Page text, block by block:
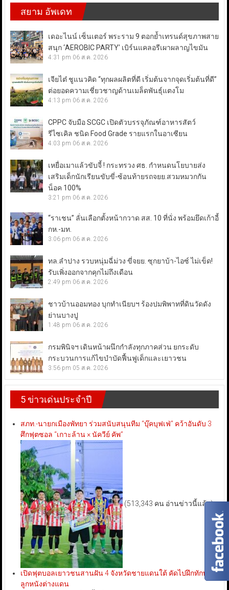
สยาม อัพเดท
เดอะไนน์ เซ็นเตอร์ พระราม 9 ตอกย้ำเทรนด์สุขภาพสาย
สนุก ‘AEROBIC PARTY’ เบิร์นแคลอรีเผาผลาญไขมัน
4:31 pm 06 ส.ค. 2026
เจียไต๋ ชูแนวคิด “ทุกผลผลิตที่ดี เริ่มต้นจากจุดเริ่มต้นที่ดี”
ต่อยอดความเชี่ยวชาญด้านเมล็ดพันธุ์แตงโม
4:13 pm 06 ส.ค. 2026
CPPC จับมือ SCGC เปิดตัวบรรจุภัณฑ์อาหารสัตว์
รีไซเคิล ชนิด Food Grade รายแรกในอาเซียน
4:03 pm 06 ส.ค. 2026
เหยื่อเมาแล้วขับจี้ ! กระทรวง ศธ. กำหนดนโยบายส่ง
เสริมเด็กนักเรียนขับขี่-ซ้อนท้ายรถจยย.สวมหมวกกัน
น็อค 100%
3:21 pm 06 ส.ค. 2026
“ราเชน” ลั่นเลือกตั้งหน้ากวาด สส. 10 ที่นั่ง พร้อมยึดเก้าอี้
กห.-มท.
3:06 pm 06 ส.ค. 2026
ทล.ลำปาง รวบหนุ่มฉี่ม่วง ขี่จยย. ซุกยาบ้า-ไอซ์ ไม่เข็ด!
รับเพิ่งออกจากคุกไม่ถึงเดือน
2:49 pm 06 ส.ค. 2026
ชาวบ้านออมทอง บุกทำเนียบฯ ร้องปมพิพาทที่ดินวัดดัง
ย่านบางปู
1:48 pm 06 ส.ค. 2026
กรมพินิจฯ เดินหน้าผนึกกำลังทุกภาคส่วน ยกระดับ
กระบวนการแก้ไขบำบัดฟื้นฟูเด็กและเยาวชน
3:56 pm 05 ส.ค. 2026
5 ข่าวเด่นประจำปี
สภท.-นายกเมืองพัทยา ร่วมสนับสนุนทีม “บุ๊คบุฟเฟ่” คว้าอันดับ 3
ศึกฟุตซอล “เกาะล้าน × นัควีย์ คัพ”
(513,343 คน อ่านข่าวนี้แล้ว)
เปิดฟุตบอลเยาวชนสานฝัน 4 จังหวัดชายแดนใต้ คัดไปฝึกทักษะ
ลูกหนังต่างแดน